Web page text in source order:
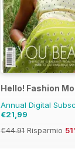
Hello! Fashion
Annual Digital
€21,99
€44.91 Risparmio